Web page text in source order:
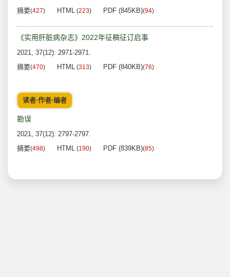
摘要(427) HTML (223) PDF (845KB)(94)
《实用肝脏病杂志》2022年征稿征订启事
2021, 37(12): 2971-2971.
摘要(470) HTML (313) PDF (840KB)(76)
读者·作者·编者
勘误
2021, 37(12): 2797-2797.
摘要(498) HTML (190) PDF (839KB)(85)